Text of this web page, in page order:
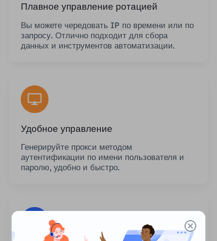
Плавное управление ротацией
Вы можете чередовать IP по времени или по
запросу. Отлично подходит для сбора
данных и инструментов автоматизации.
Удобное управление
Генерируйте прокси методом
аутентификации по имени пользователя и
паролю, удобно и быстро.